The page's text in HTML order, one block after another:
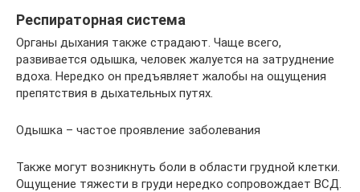
Респираторная система
Органы дыхания также страдают. Чаще всего,
развивается одышка, человек жалуется на затруднение
вдоха. Нередко он предъявляет жалобы на ощущения
препятствия в дыхательных путях.
Одышка – частое проявление заболевания
Также могут возникнуть боли в области грудной клетки.
Ощущение тяжести в груди нередко сопровождает ВСД.